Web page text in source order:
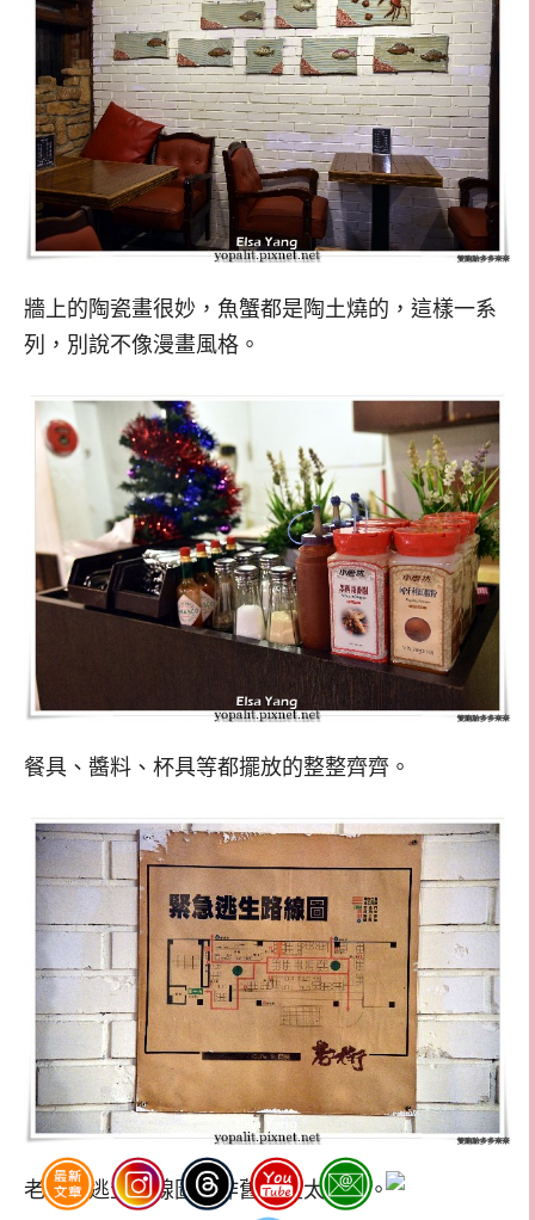
牆上的陶瓷畫很妙，魚蟹都是陶土燒的，這樣一系
列，別說不像漫畫風格。
餐具、醬料、杯具等都擺放的整整齊齊。
老街的逃生路線圖也作舊真是太妙了。